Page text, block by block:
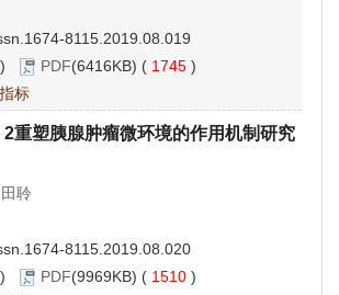
8115.2019.08.019
) PDF(6416KB) ( 1745 )
标
重塑胰腺肿瘤微环境的作用机制研究
聆
8115.2019.08.020
) PDF(9969KB) ( 1510 )